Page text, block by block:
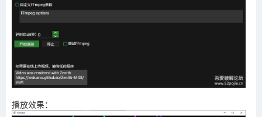
播放效果：